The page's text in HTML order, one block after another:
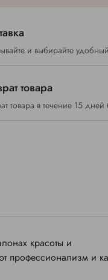
и выбирайте
товара
товара в течение 15 дней
красоты и
профессионализм и